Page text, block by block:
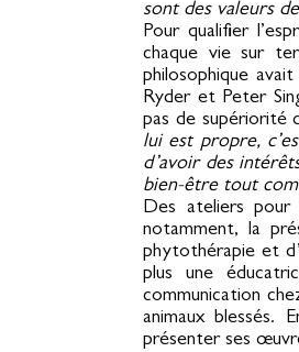
sont des valeurs
Pour qualifier
chaque vie sur
philosophique
Ryder et Peter
pas de supériorité
lui est propre,
d’avoir des
bien-être tout
Des ateliers
notamment, la
phytothérapie et
plus une
communication
animaux blessés.
présenter ses